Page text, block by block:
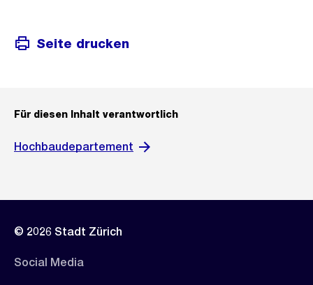
Seite drucken
Für diesen Inhalt verantwortlich
Hochbaudepartement
© 2026 Stadt Zürich
Social Media